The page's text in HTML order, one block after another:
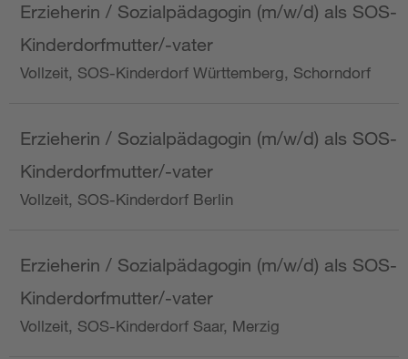
Erzieherin / Sozialpädagogin (m/w/d) als SOS-
Kinderdorfmutter/-vater
Vollzeit, SOS-Kinderdorf Württemberg, Schorndorf
Erzieherin / Sozialpädagogin (m/w/d) als SOS-
Kinderdorfmutter/-vater
Vollzeit, SOS-Kinderdorf Berlin
Erzieherin / Sozialpädagogin (m/w/d) als SOS-
Kinderdorfmutter/-vater
Vollzeit, SOS-Kinderdorf Saar, Merzig